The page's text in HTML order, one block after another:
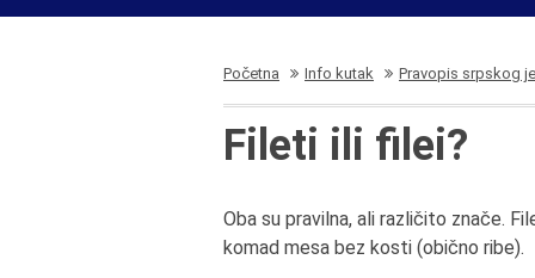
Početna Info kutak Pravopis srpskog
Fileti ili filei?
Oba su pravilna, ali različito znače.
komad mesa bez kosti (obično ribe).